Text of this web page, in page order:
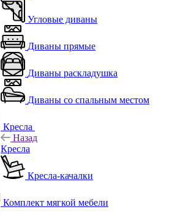
Угловые диваны
Диваны прямые
Диваны раскладушка
Диваны со спальным местом
Кресла
Назад
Кресла
Кресла-качалки
Комплект мягкой мебели